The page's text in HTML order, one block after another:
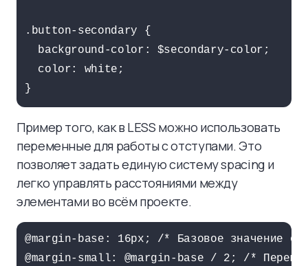
.button-secondary {
  background-color: $secondary-color;
  color: white;
Пример того, как в LESS можно использовать
переменные для работы с отступами. Это
позволяет задать единую систему spacing и
легко управлять расстояниями между
элементами во всём проекте.
@margin-base: 16px; /* Базовое значение
@margin-small: @margin-base / 2; /*